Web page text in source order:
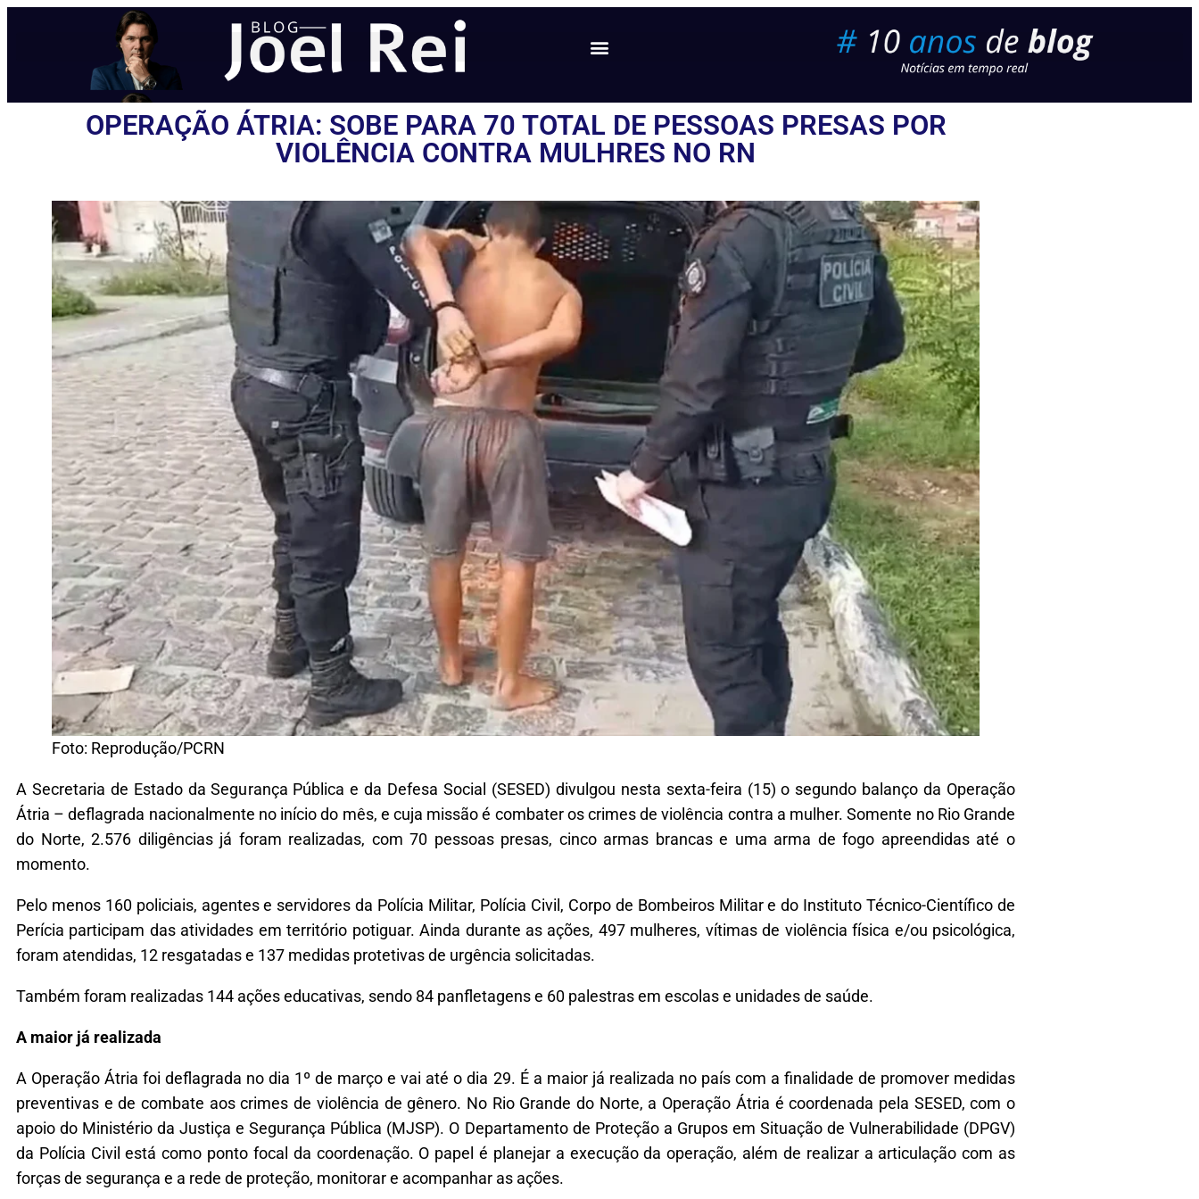
OPERAÇÃO ÁTRIA: SOBE PARA 70 TOTAL DE PESSOAS PRESAS POR
VIOLÊNCIA CONTRA MULHRES NO RN
Foto: Reprodução/PCRN
A Secretaria de Estado da Segurança Pública e da Defesa Social (SESED) divulgou nesta sexta-feira (15) o segundo balanço da Operação
Átria – deflagrada nacionalmente no início do mês, e cuja missão é combater os crimes de violência contra a mulher. Somente no Rio Grande
do Norte, 2.576 diligências já foram realizadas, com 70 pessoas presas, cinco armas brancas e uma arma de fogo apreendidas até o
momento.
Pelo menos 160 policiais, agentes e servidores da Polícia Militar, Polícia Civil, Corpo de Bombeiros Militar e do Instituto Técnico-Científico de
Perícia participam das atividades em território potiguar. Ainda durante as ações, 497 mulheres, vítimas de violência física e/ou psicológica,
foram atendidas, 12 resgatadas e 137 medidas protetivas de urgência solicitadas.
Também foram realizadas 144 ações educativas, sendo 84 panfletagens e 60 palestras em escolas e unidades de saúde.
A maior já realizada
A Operação Átria foi deflagrada no dia 1º de março e vai até o dia 29. É a maior já realizada no país com a finalidade de promover medidas
preventivas e de combate aos crimes de violência de gênero. No Rio Grande do Norte, a Operação Átria é coordenada pela SESED, com o
apoio do Ministério da Justiça e Segurança Pública (MJSP). O Departamento de Proteção a Grupos em Situação de Vulnerabilidade (DPGV)
da Polícia Civil está como ponto focal da coordenação. O papel é planejar a execução da operação, além de realizar a articulação com as
forças de segurança e a rede de proteção, monitorar e acompanhar as ações.